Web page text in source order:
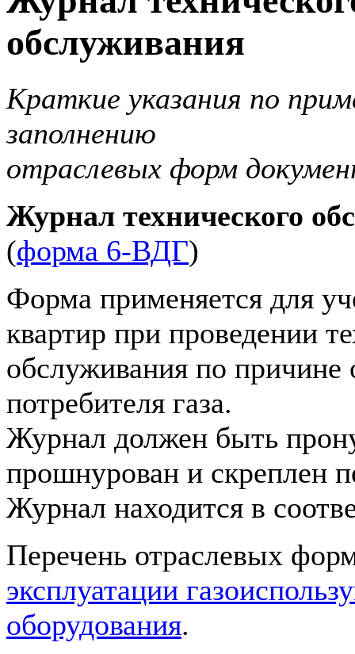
обслуживания
Краткие указания по
заполнению
отраслевых форм
Журнал технического
(форма 6-ВДГ)
Форма применяется для
квартир при проведении
обслуживания по причине
потребителя газа.
Журнал должен быть
прошнурован и скреплен
Журнал находится в
Перечень отраслевых
эксплуатации
оборудования.